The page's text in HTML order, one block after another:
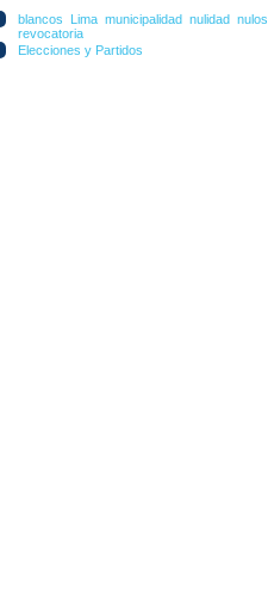
blancos Lima municipalidad nulidad nulos
revocatoria
Elecciones y Partidos